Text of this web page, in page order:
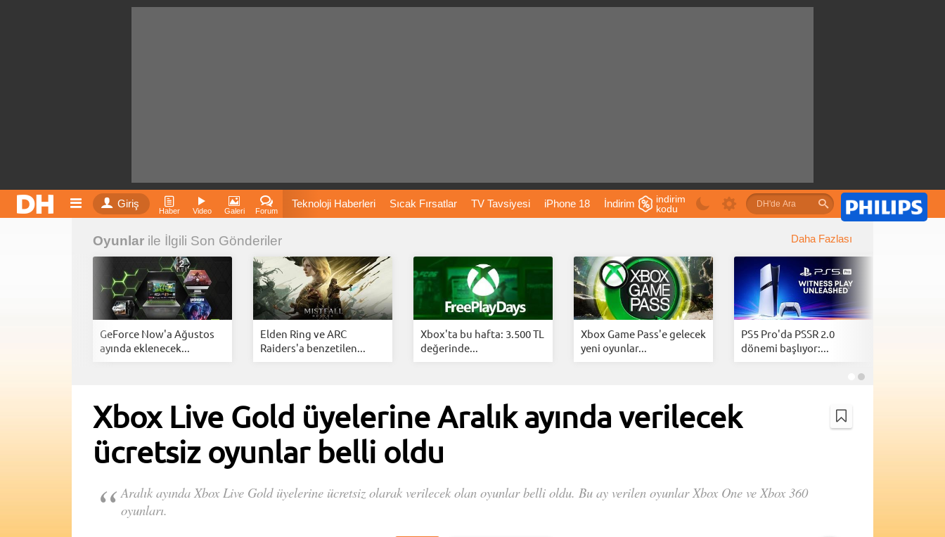
Giriş
Haber Video Galeri Forum
Teknoloji Haberleri Sıcak Fırsatlar TV Tavsiyesi iPhone 18 İndirim
Fiyatları Vizyondaki Filmler Bitcoin Dizi Önerileri Telefon Önerileri
İnstagram Dondurma İnstagram Çöktü Mü
indirim
kodu
Oyunlar ile İlgili Son Gönderiler Daha Fazlası
GeForce Now'a Ağustos
ayında eklenecek...
Elden Ring ve ARC
Raiders'a benzetilen...
Xbox'ta bu hafta: 3.500 TL
değerinde...
Xbox Game Pass'e gelecek
yeni oyunlar...
PS5 Pro'da PSSR 2.0
dönemi başlıyor:...
Xbox Live Gold üyelerine Aralık ayında verilecek
ücretsiz oyunlar belli oldu
Aralık ayında Xbox Live Gold üyelerine ücretsiz olarak verilecek olan oyunlar belli oldu. Bu ay verilen oyunlar Xbox One ve Xbox 360
oyunları.